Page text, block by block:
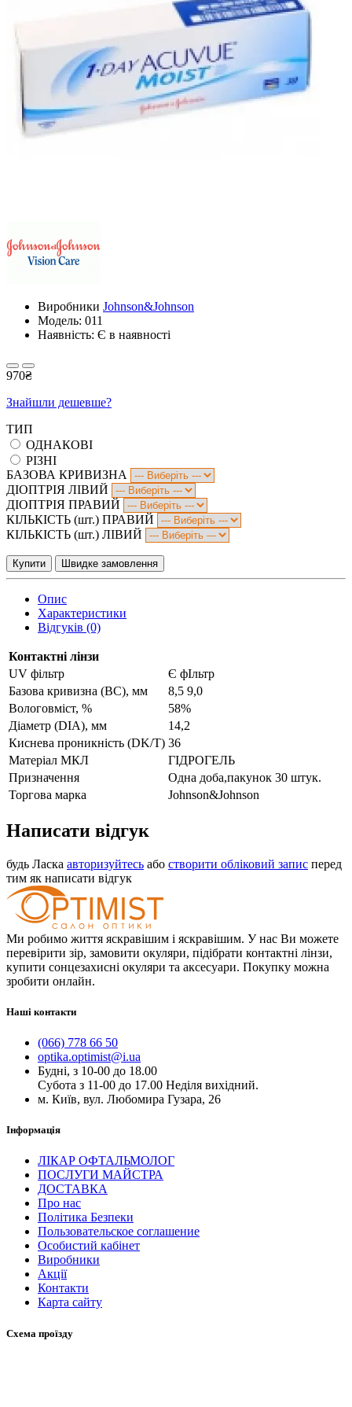
Виробники Johnson&Johnson
Модель: 011
Наявність: Є в наявності
970₴
Знайшли дешевше?
ТИП
ОДНАКОВІ
РІЗНІ
БАЗОВА КРИВИЗНА
ДІОПТРІЯ ЛІВИЙ
ДІОПТРІЯ ПРАВИЙ
КІЛЬКІСТЬ (шт.) ПРАВИЙ
КІЛЬКІСТЬ (шт.) ЛІВИЙ
Купити Швидке замовлення
Опис
Характеристики
Відгуків (0)
Контактні лінзи
UV фільтр
Є фІльтр
Базова кривизна (ВС), мм
8,5 9,0
Вологовміст, %
58%
Діаметр (DIA), мм
14,2
Киснева проникність (DK/T) 36
Матеріал МКЛ
ГІДРОГЕЛЬ
Призначення
Одна доба,пакунок 30 штук.
Торгова марка
Johnson&Johnson
Написати відгук
будь Ласка авторизуйтесь або створити обліковий запис перед
тим як написати відгук
Ми робимо життя яскравішим і яскравішим. У нас Ви можете
перевірити зір, замовити окуляри, підібрати контактні лінзи,
купити сонцезахисні окуляри та аксесуари. Покупку можна
зробити онлайн.
Наші контакти
(066) 778 66 50
optika.optimist@i.ua
Будні, з 10-00 до 18.00
Субота з 11-00 до 17.00 Неділя вихідний.
м. Київ, вул. Любомира Гузара, 26
Інформація
ЛІКАР ОФТАЛЬМОЛОГ
ПОСЛУГИ МАЙСТРА
ДОСТАВКА
Про нас
Політика Безпеки
Пользовательское соглашение
Особистий кабінет
Виробники
Акції
Контакти
Карта сайту
Схема проїзду